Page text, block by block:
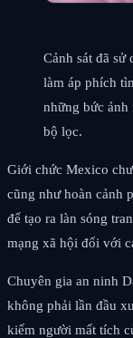
Cảnh sát đã sử
làm áp phích
những bức ảnh
bộ lọc.
Giới chức Mexico
cũng như hoàn cảnh
để tạo ra làn sóng
mạng xã hội đối với
Chuyên gia an ninh
không phải lần đầu
kiếm người mất tích